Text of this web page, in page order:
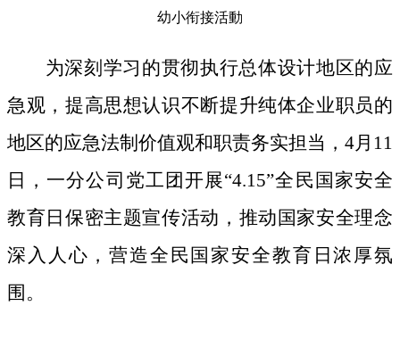
幼小衔接活動
为深刻学习的贯彻执行总体设计地区的应
急观，提高思想认识不断提升纯体企业职员的
地区的应急法制价值观和职责务实担当，4月11
日，一分公司党工团开展“4.15”全民国家安全
教育日保密主题宣传活动，推动国家安全理念
深入人心，营造全民国家安全教育日浓厚氛
围。